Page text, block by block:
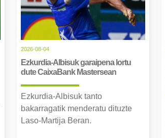
2026-08-04
Ezkurdia-Albisuk garaipena lortu
dute CaixaBank Mastersean
Ezkurdia-Albisuk tanto
bakarragatik menderatu dituzte
Laso-Martija Beran.